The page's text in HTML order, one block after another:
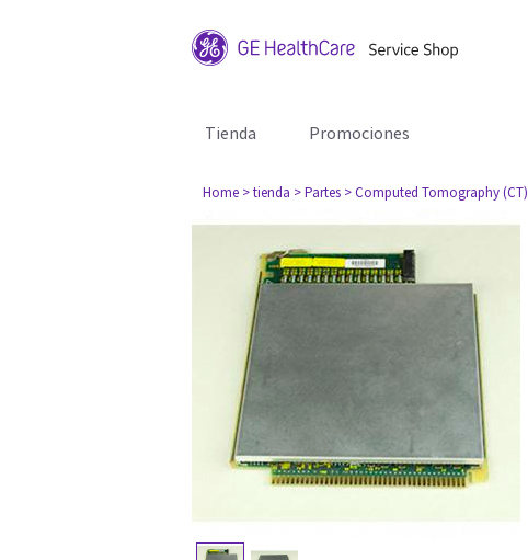
Tienda Promociones
Home > tienda > Partes > Computed Tomography (CT)